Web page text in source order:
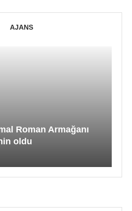
AJANS
Roman Armağanı
oldu